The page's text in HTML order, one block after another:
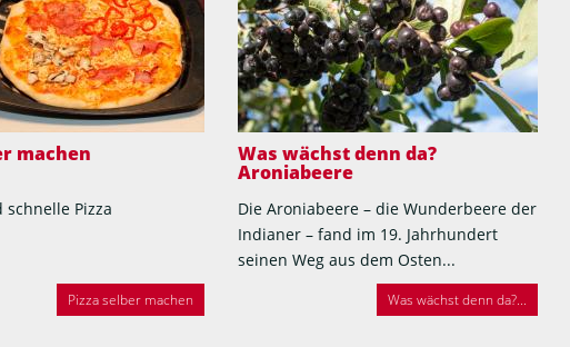
machen
schnelle Pizza
Pizza selber machen
Was wächst denn da?
Aroniabeere
Die Aroniabeere – die Wunderbeere der
Indianer – fand im 19. Jahrhundert
seinen Weg aus dem Osten...
Was wächst denn da?...